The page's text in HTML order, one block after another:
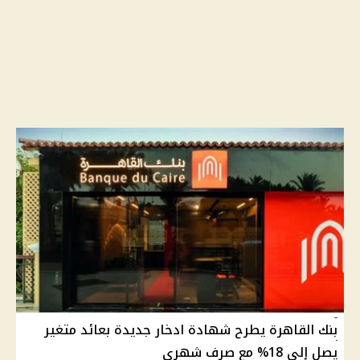
بنك القاهرة يطرح شهادة ادخار جديدة بعائد متغير
يصل إلى 18% مع صرف شهري